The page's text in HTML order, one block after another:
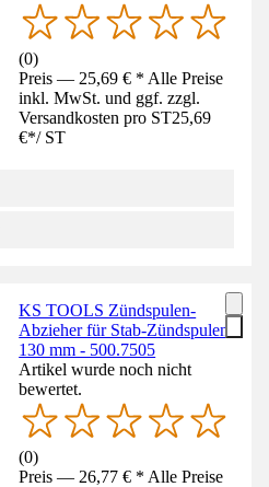
(0)
Preis — 25,69 € * Alle Preise
inkl. MwSt. und ggf. zzgl.
Versandkosten pro ST25,69
€*/ ST
KS TOOLS Zündspulen-
Abzieher für Stab-Zündspulen
130 mm - 500.7505
Artikel wurde noch nicht
bewertet.
(0)
Preis — 26,77 € * Alle Preise